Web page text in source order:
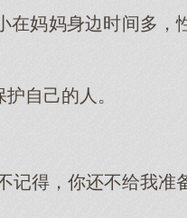
妈妈身边时间多，
自己的人。
记得，你还不给我准